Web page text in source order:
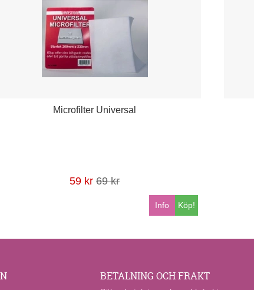
Microfilter Universal
59 kr 69 kr
Köp!
Info
BETALNING OCH FRAKT